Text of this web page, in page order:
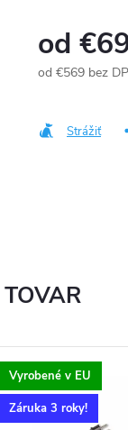
od
od €569 bez
Strážiť
Vyrobené v EU
Záruka 3 roky!